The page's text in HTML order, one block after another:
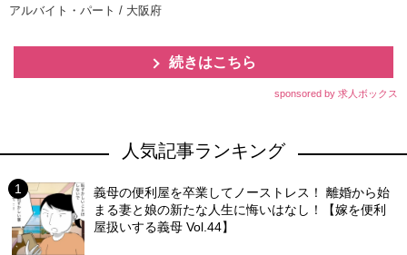
アルバイト・パート / 大阪府
続きはこちら
sponsored by 求人ボックス
人気記事ランキング
義母の便利屋を卒業してノーストレス！ 離婚から始
まる妻と娘の新たな人生に悔いはなし！【嫁を便利
屋扱いする義母 Vol.44】